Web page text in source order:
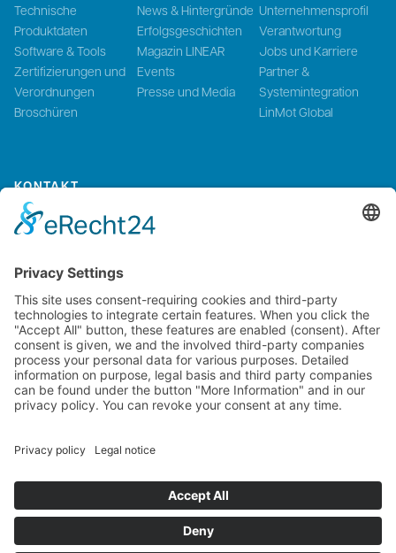
Technische
Produktdaten
Software & Tools
Zertifizierungen und
Verordnungen
Broschüren
News & Hintergründe
Erfolgsgeschichten
Magazin LINEAR
Events
Presse und Media
Unternehmensprofil
Verantwortung
Jobs und Karriere
Partner &
Systemintegration
LinMot Global
KONTAKT
Kontaktieren Sie uns
NTI AG LinMot & MagSpring, Bodenaeckerstrasse 2, CH-8957
Spreitenbach, Switzerland
53147, United States